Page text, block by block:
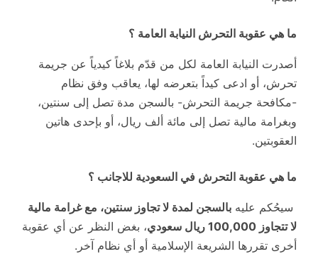
ما هي عقوبة التحرش النيابة العامة ؟
أصدرت النيابة العامة لكل من قدّم بلاغاً كيدياً عن جريمة
تحرش، أو ادعى كيداً بتعرضه لها، يعاقب وفق نظام
-مكافحة جريمة التحرش- بالسجن مدة تصل إلى سنتين،
وبغرامة مالية تصل إلى مائة ألف ريال، أو بإحدى هاتين
العقوبتين.
ما هي عقوبة التحرش في السعودية للاجانب ؟
سيحُكم عليه بالسجن لمدة لا تجاوز سنتين، مع غرامة مالية
لا تتجاوز 100,000 ريال سعودي
، بغض النظر عن أي عقوبة
أخرى تقررها الشريعة الإسلامية أو أي نظام آخر.